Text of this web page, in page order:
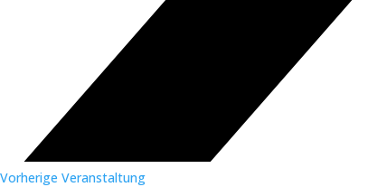
Vorherige Veranstaltung